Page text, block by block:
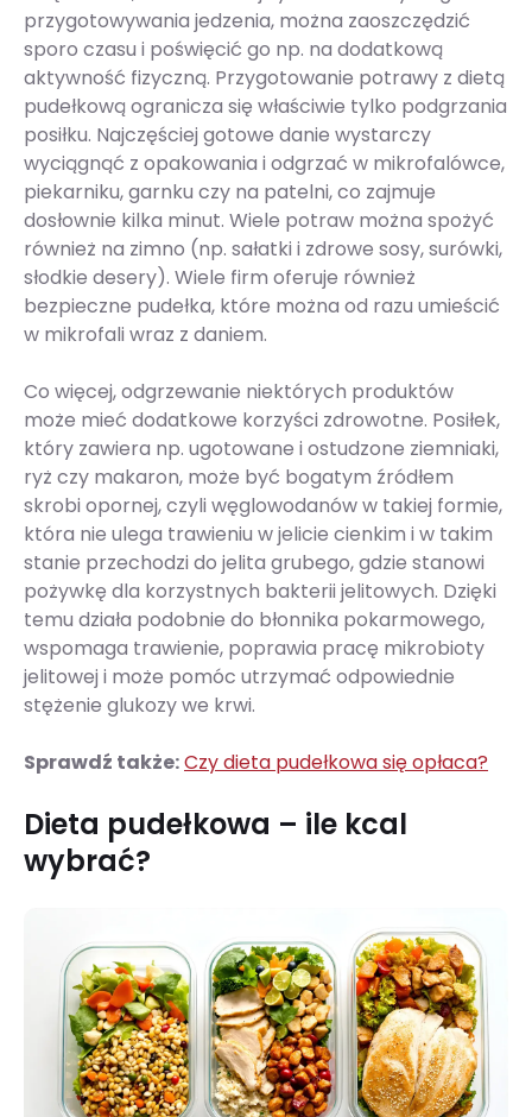
przygotowywania jedzenia, można zaoszczędzić
sporo czasu i poświęcić go np. na dodatkową
aktywność fizyczną. Przygotowanie potrawy z dietą
pudełkową ogranicza się właściwie tylko podgrzania
posiłku. Najczęściej gotowe danie wystarczy
wyciągnąć z opakowania i odgrzać w mikrofalówce,
piekarniku, garnku czy na patelni, co zajmuje
dosłownie kilka minut. Wiele potraw można spożyć
również na zimno (np. sałatki i zdrowe sosy, surówki,
słodkie desery). Wiele firm oferuje również
bezpieczne pudełka, które można od razu umieścić
w mikrofali wraz z daniem.
Co więcej, odgrzewanie niektórych produktów
może mieć dodatkowe korzyści zdrowotne. Posiłek,
który zawiera np. ugotowane i ostudzone ziemniaki,
ryż czy makaron, może być bogatym źródłem
skrobi opornej, czyli węglowodanów w takiej formie,
która nie ulega trawieniu w jelicie cienkim i w takim
stanie przechodzi do jelita grubego, gdzie stanowi
pożywkę dla korzystnych bakterii jelitowych. Dzięki
temu działa podobnie do błonnika pokarmowego,
wspomaga trawienie, poprawia pracę mikrobioty
jelitowej i może pomóc utrzymać odpowiednie
stężenie glukozy we krwi.
Sprawdź także:Czy dieta pudełkowa się opłaca?
Dieta pudełkowa – ile kcal
wybrać?